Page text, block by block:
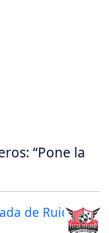
“Pone la